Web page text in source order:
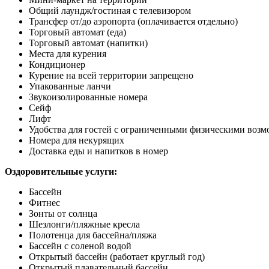
Общий лаундж/гостиная с телевизором
Трансфер от/до аэропорта (оплачивается отдельно)
Торговый автомат (еда)
Торговый автомат (напитки)
Места для курения
Кондиционер
Курение на всей территории запрещено
Упакованные ланчи
Звукоизолированные номера
Сейф
Лифт
Удобства для гостей с ограниченными физическими
Номера для некурящих
Доставка еды и напитков в номер
Оздоровительные услуги:
Бассейн
Фитнес
Зонты от солнца
Шезлонги/пляжные кресла
Полотенца для бассейна/пляжа
Бассейн с соленой водой
Открытый бассейн (работает круглый год)